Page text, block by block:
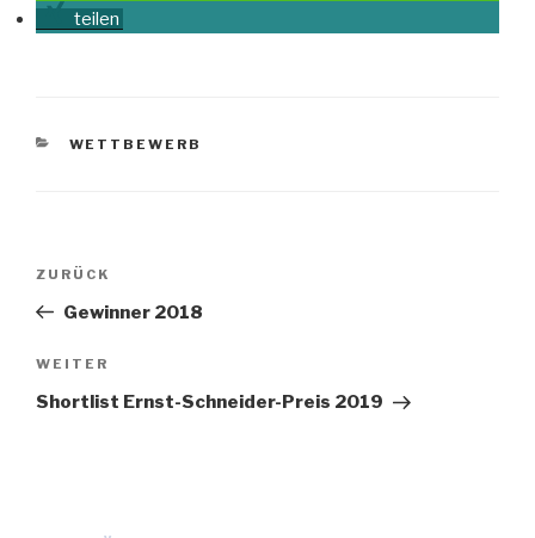
teilen
KATEGORIEN
WETTBEWERB
Beitragsnavigation
Vorheriger
Beitrag
ZURÜCK
Gewinner 2018
Nächster
Beitrag
WEITER
Shortlist Ernst-Schneider-Preis 2019